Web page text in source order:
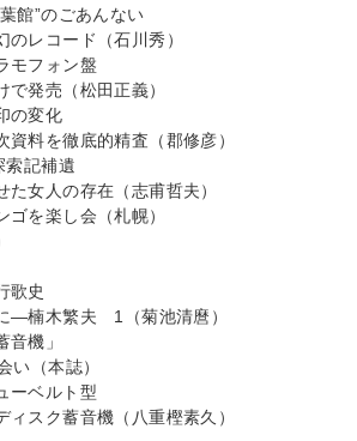
館”のごあんない
レコード（石川秀）
モフォン盤
で発売（松田正義）
の変化
資料を徹底的精査（郡修彦）
索記補遺
女人の存在（志甫哲夫）
を楽し会（札幌）
歌史
―楠木繁夫 1（菊池清麿）
機」
い（本誌）
ーベルト型
スク蓄音機（八重樫素久）